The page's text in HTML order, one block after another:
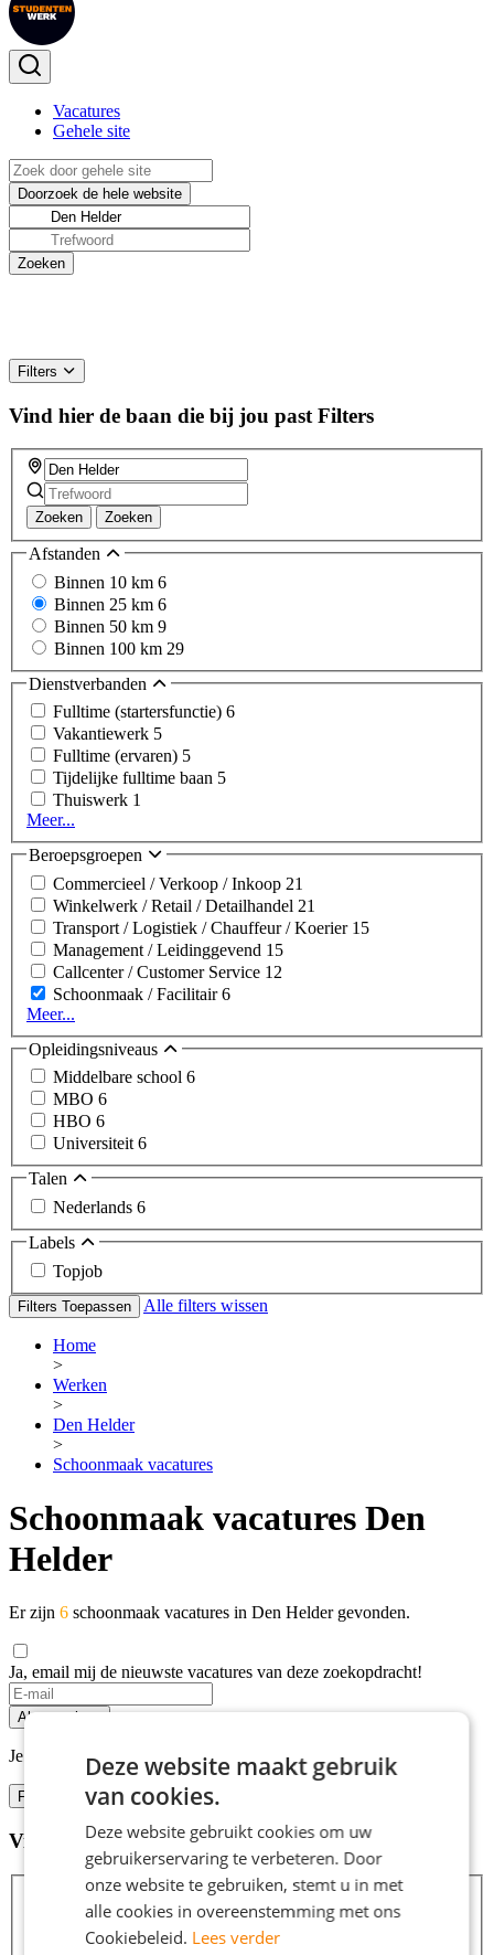
Vacatures
Gehele site
Filters
Vind hier de baan die bij jou past Filters
Zoeken Zoeken
Afstanden
Binnen 10 km 6
Binnen 25 km 6
Binnen 50 km 9
Binnen 100 km 29
Dienstverbanden
Fulltime (startersfunctie) 6
Vakantiewerk 5
Fulltime (ervaren) 5
Tijdelijke fulltime baan 5
Thuiswerk 1
Meer...
Beroepsgroepen
Commercieel / Verkoop / Inkoop 21
Winkelwerk / Retail / Detailhandel 21
Transport / Logistiek / Chauffeur / Koerier 15
Management / Leidinggevend 15
Callcenter / Customer Service 12
Schoonmaak / Facilitair6
Meer...
Opleidingsniveaus
Middelbare school 6
MBO 6
HBO 6
Universiteit6
Talen
Nederlands 6
Labels
Topjob
Filters Toepassen Alle filters wissen
Home
>
Werken
>
Den Helder
>
Schoonmaak vacatures
Schoonmaak vacatures Den
Helder
Er zijn 6 schoonmaak vacatures in Den Helder gevonden.
Ja, email mij de nieuwste vacatures van deze zoekopdracht!
Alert opslaan
Je kunt vacature-alerts op elk moment uitzetten.
Filters
Vind hier de baan die bij jou past Filters
Zoeken
Deze website maakt gebruik
van cookies.
Deze website gebruikt cookies om uw
gebruikerservaring te verbeteren. Door
onze website te gebruiken, stemt u in met
alle cookies in overeenstemming met ons
Cookiebeleid. Lees verder